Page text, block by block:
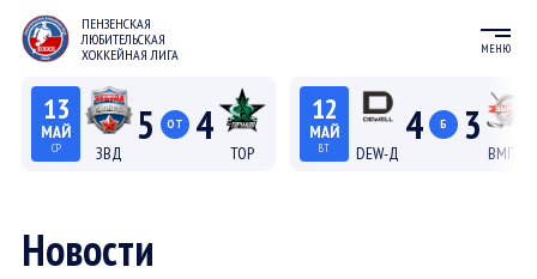
ПЕНЗЕНСКАЯ
ЛЮБИТЕЛЬСКАЯ
ХОККЕЙНАЯ ЛИГА
МЕНЮ
13
МАЙ
СР ЗВД
5 ОТ 4
ТОР
12
МАЙ
ВТ DEW-Д
4 Б 3
ВМП-Д
Новости